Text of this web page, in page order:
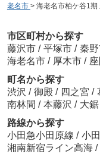
老名市 > 海老名市柏ケ谷1期
市区町村から探す
藤沢市 / 平塚市 / 秦
海老名市 / 厚木市 /
町名から探す
渋沢 / 御殿 / 四之宮 /
南林間 / 本藤沢 / 大鋸
路線から探す
小田急小田原線 / 小
湘南新宿ライン高海 /